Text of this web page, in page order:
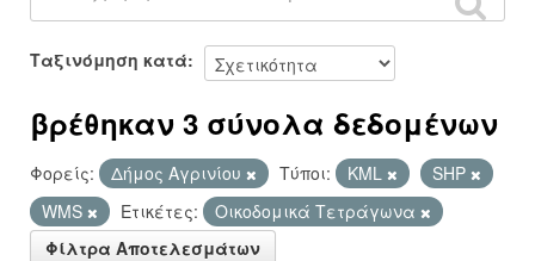
Ταξινόμηση κατά
βρέθηκαν 3 σύνολα δεδομένων
Φορείς: Δήμος Αγρινίου Τύποι: KML
SHP
WMS
Ετικέτες:
Οικοδομικά Τετράγωνα
Φίλτρα Αποτελεσμάτων